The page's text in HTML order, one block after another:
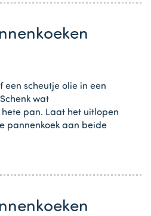
een scheutje olie in een
wat
pan. Laat het uitlopen
pannenkoek aan beide